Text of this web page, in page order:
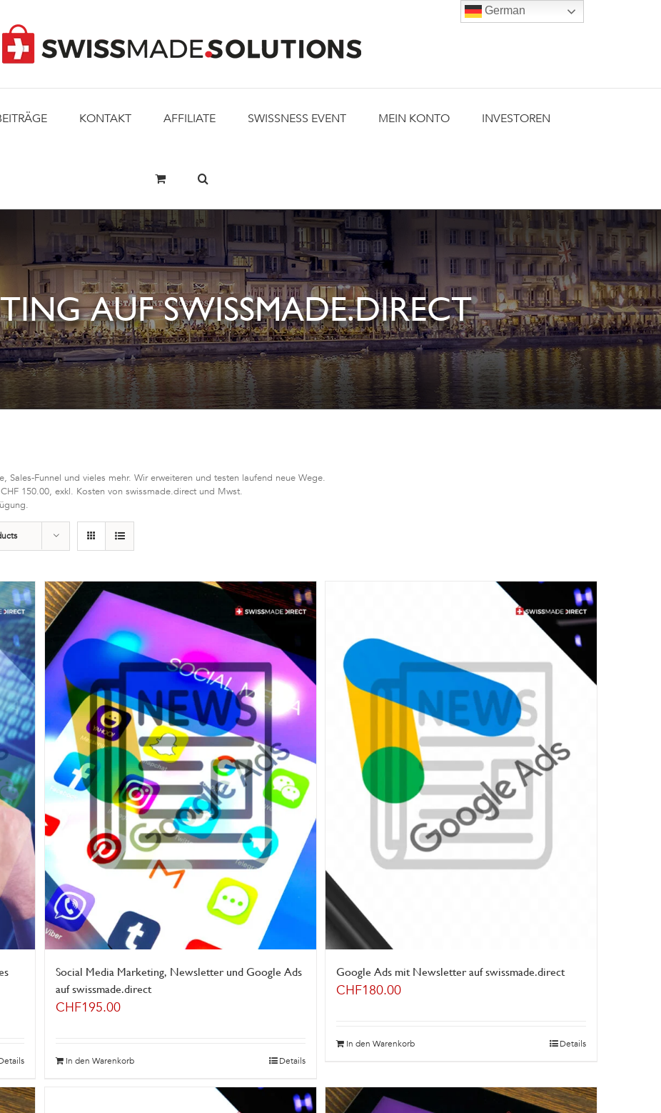
KONTAKT AFFILIATE SWISSNESS EVENT MEIN KONTO INVESTOREN
AUF SWISSMADE.DIRECT
Funnel und vieles mehr. Wir erweiteren und testen laufend neue Wege.
150.00, exkl. Kosten von swissmade.direct und Mwst.
Social Media Marketing, Newsletter und Google Ads
auf swissmade.direct
CHF195.00
In den Warenkorb Details
Google Ads mit Newsletter auf swissmade.direct
CHF180.00
In den Warenkorb Details
German